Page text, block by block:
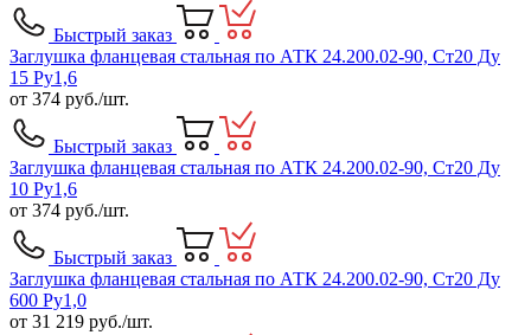
Быстрый заказ
Заглушка фланцевая стальная по АТК 24.200.02-90, Ст20 Ду
15 Ру1,6
от 374 руб./шт.
Быстрый заказ
Заглушка фланцевая стальная по АТК 24.200.02-90, Ст20 Ду
10 Ру1,6
от 374 руб./шт.
Быстрый заказ
Заглушка фланцевая стальная по АТК 24.200.02-90, Ст20 Ду
600 Ру1,0
от 31 219 руб./шт.